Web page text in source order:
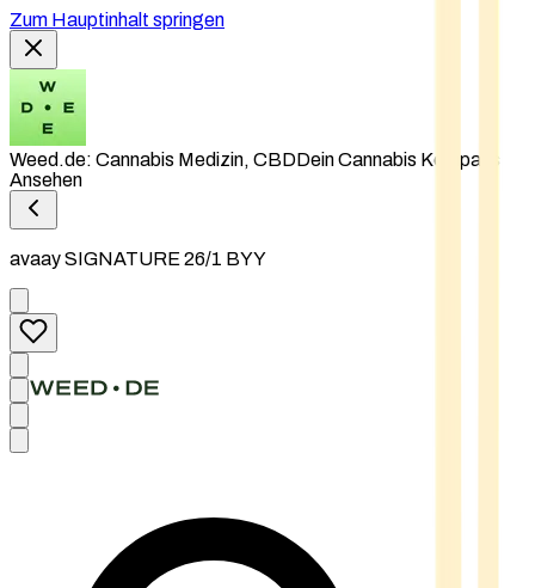
Zum Hauptinhalt springen
Weed.de: Cannabis Medizin, CBDDein Cannabis Kompass
Ansehen
avaay SIGNATURE 26/1 BYY